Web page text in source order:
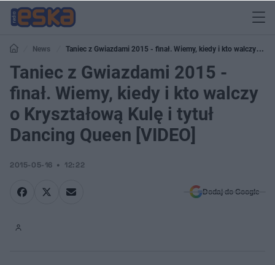
News
Taniec z Gwiazdami 2015 - finał. Wiemy, kiedy i kto walczy o
Kryształową Kulę i tytuł Dancing Queen [VIDEO]
Taniec z Gwiazdami 2015 -
finał. Wiemy, kiedy i kto walczy
o Kryształową Kulę i tytuł
Dancing Queen [VIDEO]
2015-05-16 12:22
Dodaj do Google